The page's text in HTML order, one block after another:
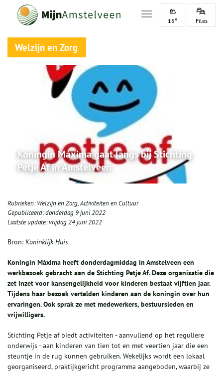
Toggle navigation
15° Files
Welzijn en Zorg
Koningin Máxima gaat langs bij Stichting
Petje Af in Amstelveen
Rubrieken:Welzijn en Zorg,Activiteiten en Cultuur
Gepubliceerd:donderdag 9 juni 2022
Laatste update:vrijdag 24 juni 2022
Bron: Koninklijk Huis
Koningin Máxima heeft donderdagmiddag in Amstelveen een
werkbezoek gebracht aan de Stichting Petje Af. Deze organisatie die
zet inzet voor kansengelijkheid voor kinderen bestaat vijftien jaar.
Tijdens haar bezoek vertelden kinderen aan de koningin over hun
ervaringen. Ook sprak ze met medewerkers, bestuursleden en
vrijwilligers.
Stichting Petje af biedt activiteiten - aanvullend op het reguliere
onderwijs - aan kinderen van tien tot en met veertien jaar die een
steuntje in de rug kunnen gebruiken. Wekelijks wordt een lokaal
georganiseerd, praktijkgericht programma aangeboden, waarbij ze